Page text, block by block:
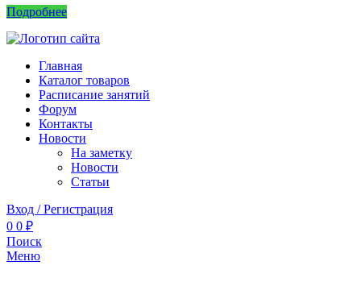
Подробнее
Главная
Каталог товаров
Расписание занятий
Форум
Контакты
Новости
На заметку
Новости
Статьи
Вход / Регистрация
0 0 ₽
Поиск
Меню